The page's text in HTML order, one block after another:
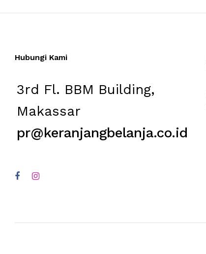
Hubungi Kami
3rd Fl. BBM Building,
Makassar
pr@keranjangbelanja.co.id